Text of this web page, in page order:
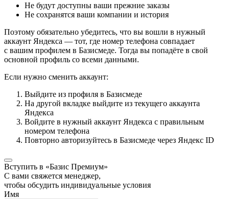
Не будут доступны ваши прежние заказы
Не сохранятся ваши компании и история
Поэтому обязательно убедитесь, что вы вошли в нужный
аккаунт Яндекса — тот, где номер телефона совпадает
с вашим профилем в Базисмеде. Тогда вы попадёте в свой
основной профиль со всеми данными.
Если нужно сменить аккаунт:
Выйдите из профиля в Базисмеде
На другой вкладке выйдите из текущего аккаунта
Яндекса
Войдите в нужный аккаунт Яндекса с правильным
номером телефона
Повторно авторизуйтесь в Базисмеде через Яндекс ID
Вступить в «Базис Премиум»
С вами свяжется менеджер,
чтобы обсудить индивидуальные условия
Имя